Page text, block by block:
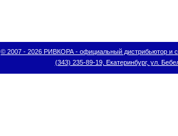
© 2007 - 2026 РИВКОРА - официальный дистрибьютор и
(343) 235-89-19, Екатеринбург, ул.